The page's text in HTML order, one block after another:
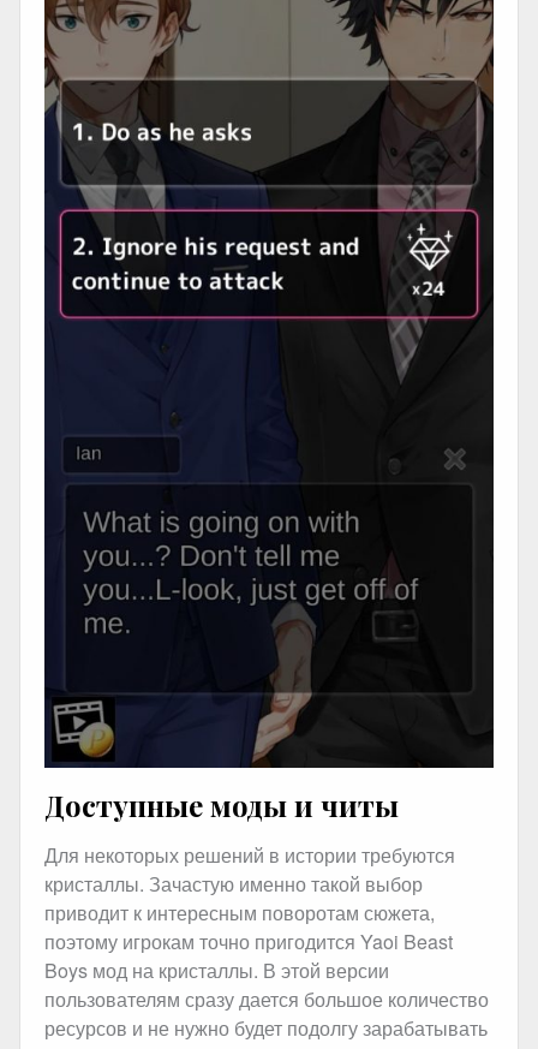
Доступные моды и читы
Для некоторых решений в истории требуются
кристаллы. Зачастую именно такой выбор
приводит к интересным поворотам сюжета,
поэтому игрокам точно пригодится Yaoi Beast
Boys мод на кристаллы. В этой версии
пользователям сразу дается большое количество
ресурсов и не нужно будет подолгу зарабатывать